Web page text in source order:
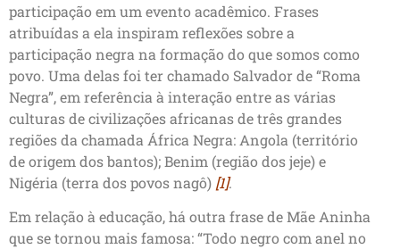
participação em um evento acadêmico. Frases
atribuídas a ela inspiram reflexões sobre a
participação negra na formação do que somos como
povo. Uma delas foi ter chamado Salvador de “Roma
Negra”, em referência à interação entre as várias
culturas de civilizações africanas de três grandes
regiões da chamada África Negra: Angola (território
de origem dos bantos); Benim (região dos jeje) e
Nigéria (terra dos povos nagô) [1].
Em relação à educação, há outra frase de Mãe Aninha
que se tornou mais famosa: “Todo negro com anel no